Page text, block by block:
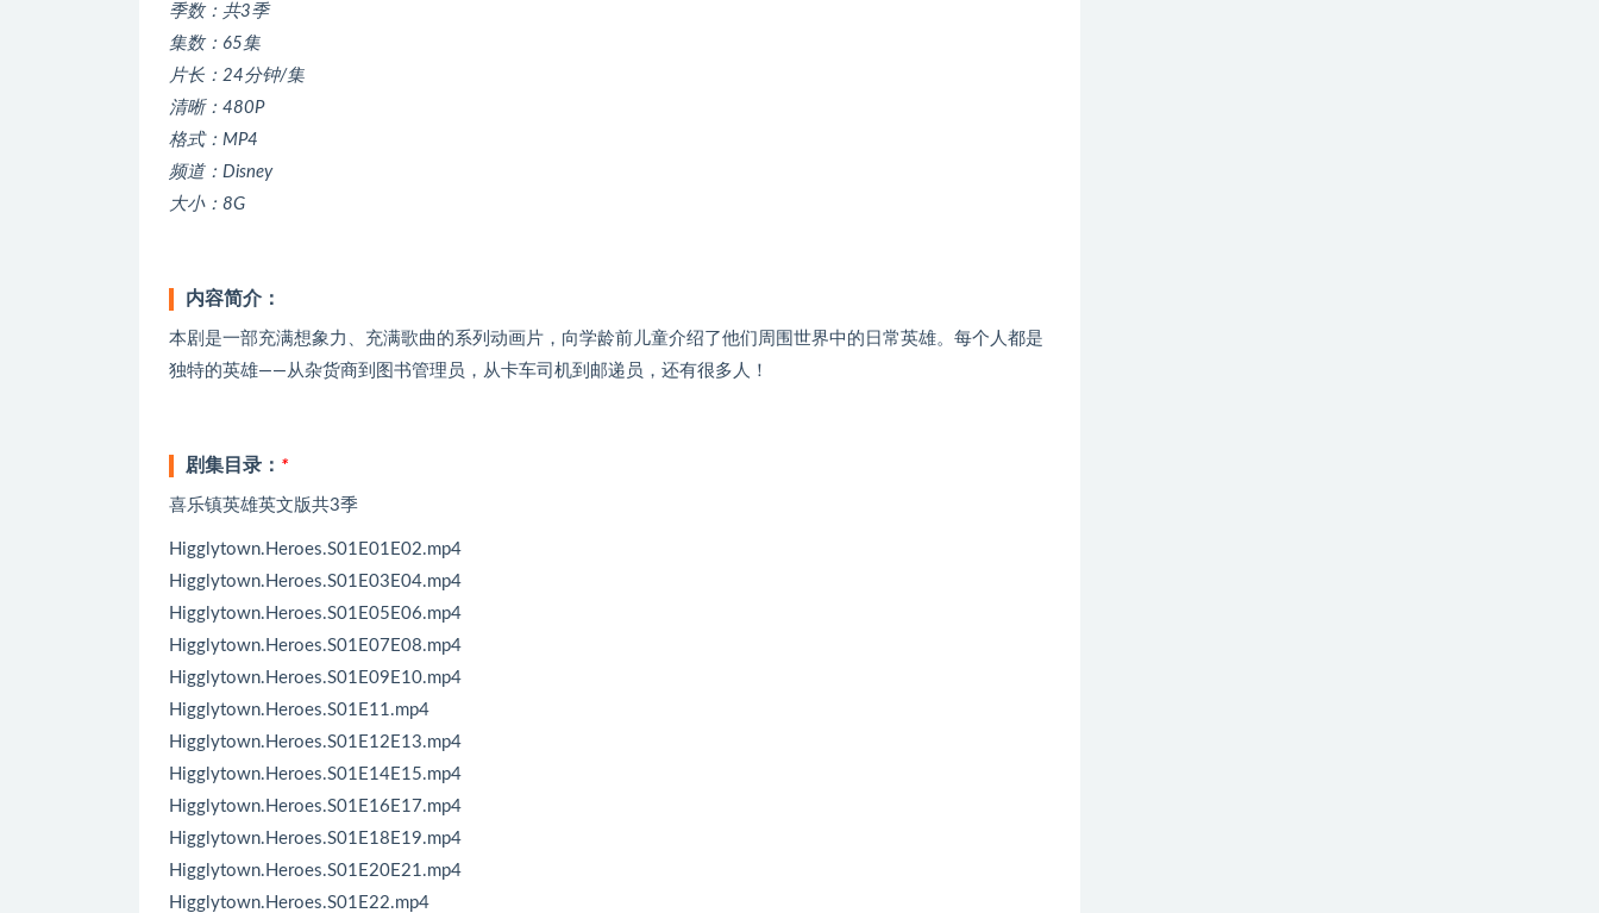
季数：共3季
集数：65集
片长：24分钟/集
清晰：480P
格式：MP4
频道：Disney
大小：8G
内容简介：
本剧是一部充满想象力、充满歌曲的系列动画片，向学龄前儿童介绍了他们周围世界中的日常英雄。每个人都是
独特的英雄——从杂货商到图书管理员，从卡车司机到邮递员，还有很多人！
剧集目录： *
喜乐镇英雄英文版共3季
Higglytown.Heroes.S01E01E02.mp4
Higglytown.Heroes.S01E03E04.mp4
Higglytown.Heroes.S01E05E06.mp4
Higglytown.Heroes.S01E07E08.mp4
Higglytown.Heroes.S01E09E10.mp4
Higglytown.Heroes.S01E11.mp4
Higglytown.Heroes.S01E12E13.mp4
Higglytown.Heroes.S01E14E15.mp4
Higglytown.Heroes.S01E16E17.mp4
Higglytown.Heroes.S01E18E19.mp4
Higglytown.Heroes.S01E20E21.mp4
Higglytown.Heroes.S01E22.mp4